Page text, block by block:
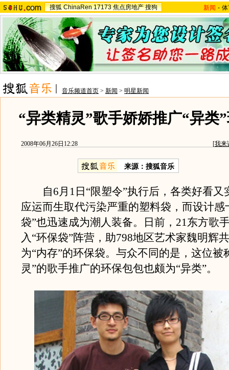
搜狐 ChinaRen 17173 焦点房地产 搜狗 新闻 -
音乐频道首页 > 新闻 > 明星新闻
“异类精灵”歌手娇娇推广“异类
2008年06月26日12:28 [我来
来源：搜狐音乐
自6月1日“限塑令”执行后，各类好看又
应运而生取代污染严重的塑料袋，而设计感
袋”也迅速成为潮人装备。日前，21东方歌
入“环保袋”阵营，助798地区艺术家魏明辉
为“内存”的环保袋。与众不同的是，这位被
灵”的歌手推广的环保包包也颇为“异类”。